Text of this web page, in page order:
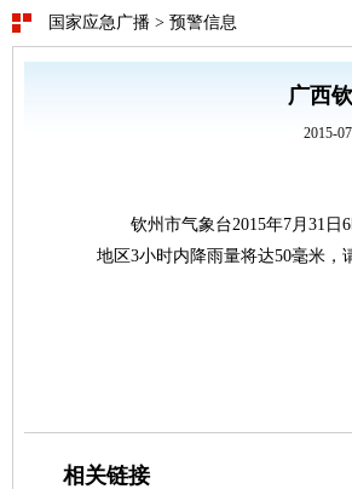
国家应急广播 > 预警信息
广西
2015-
钦州市气象台2015年7月31
地区3小时内降雨量将达50毫米，
相关链接